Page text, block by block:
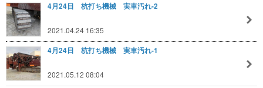
4月24日 杭打ち機械 実車汚れ-2
2021.04.24 16:35
4月24日 杭打ち機械 実車汚れ-1
2021.05.12 08:04